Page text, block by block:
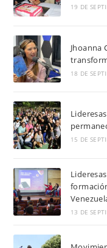
19 DE
Jhoanna
18 DE
15 DE
13 DE